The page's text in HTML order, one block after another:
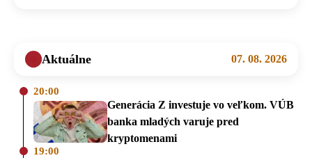
Aktuálne 07. 08. 2026
20:00
Generácia Z investuje vo veľkom. VÚB
banka mladých varuje pred
kryptomenami
19:00